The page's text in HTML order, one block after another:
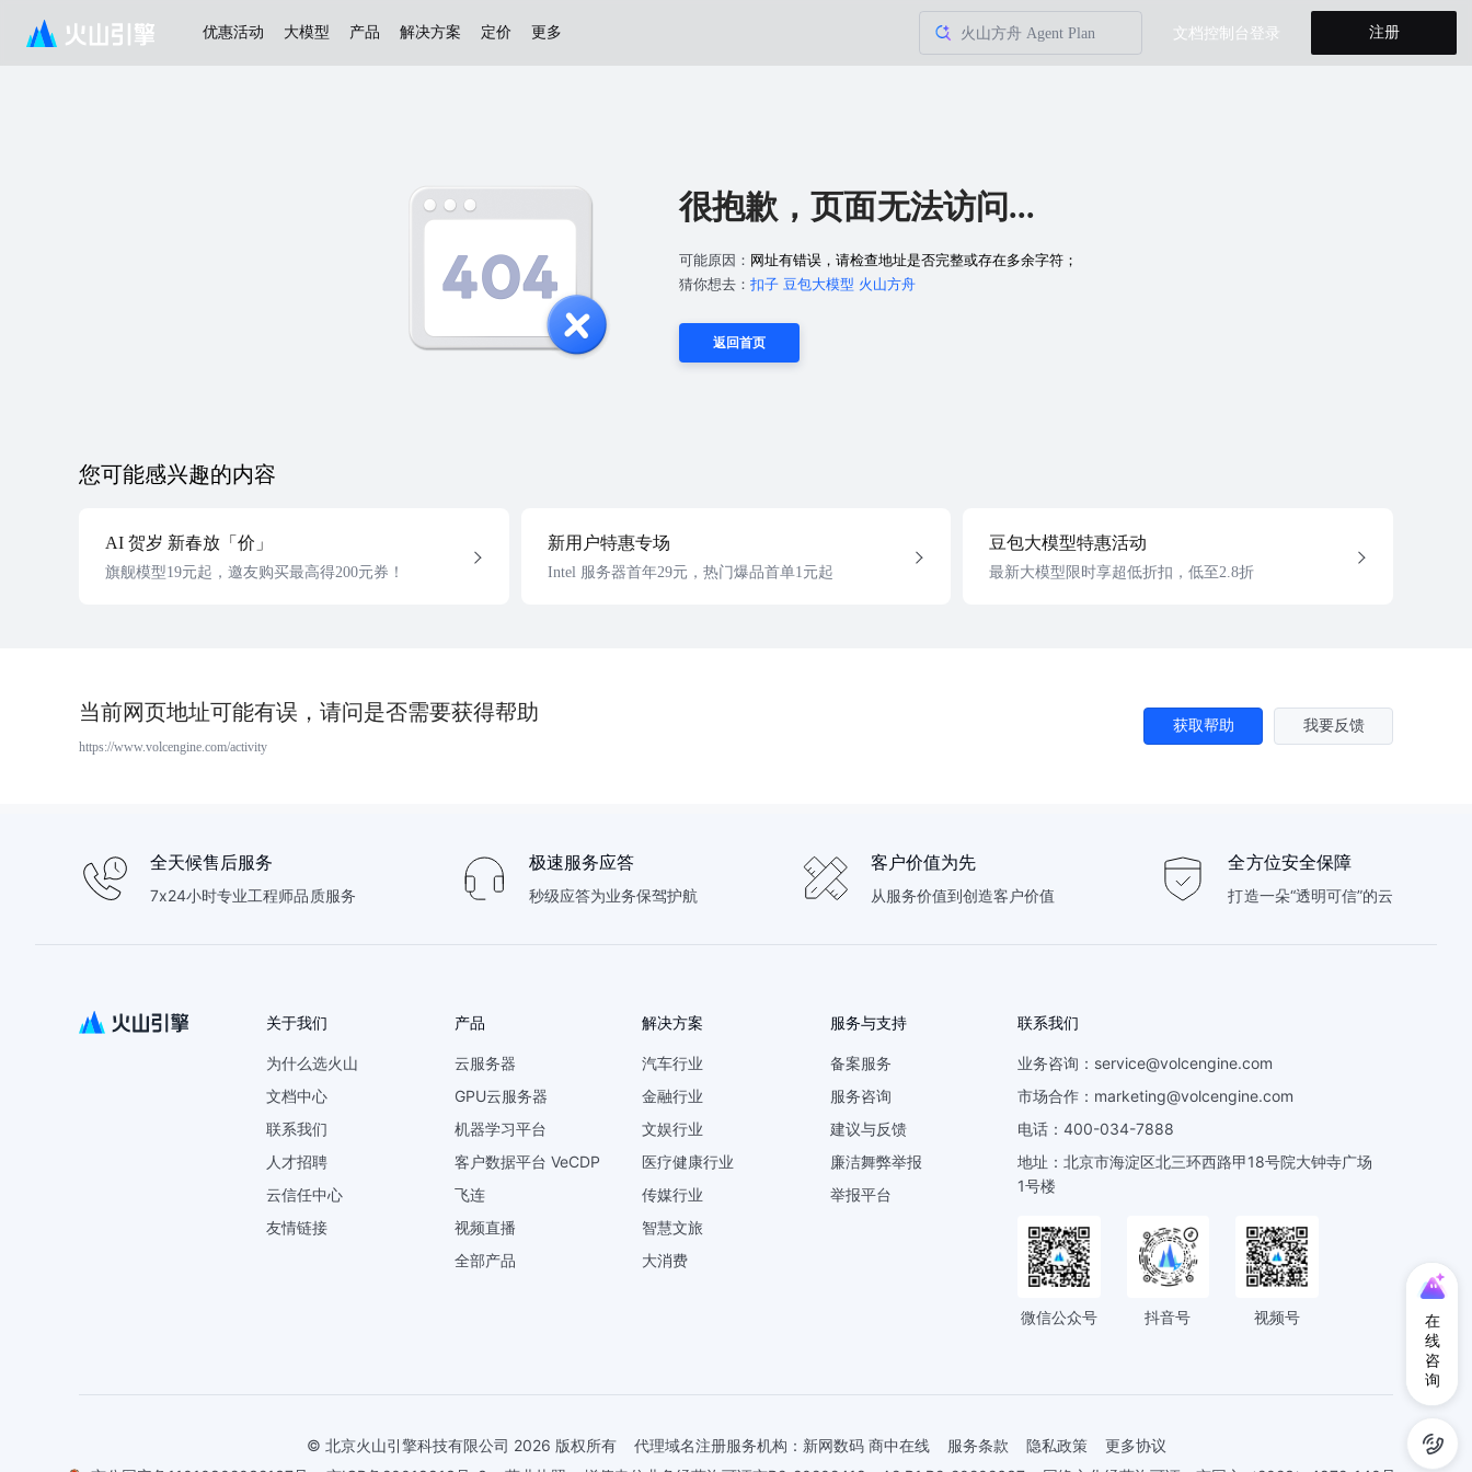
优惠活动 大模型 产品 解决方案 定价 更多 火山方舟 Coding Plan
火山方舟 Agent Plan
火山方舟
文档 控制台 登录 注册
很抱歉，页面无法访问...
可能原因： 网址有错误，请检查地址是否完整或存在多余字符；
猜你想去： 扣子 豆包大模型 火山方舟
返回首页
您可能感兴趣的内容
AI 贺岁 新春放「价」
旗舰模型19元起，邀友购买最高得200元券！
新用户特惠专场
Intel 服务器首年29元，热门爆品首单1元起
豆包大模型特惠活动
最新大模型限时享超低折扣，低至2.8折
当前网页地址可能有误，请问是否需要获得帮助
https://www.volcengine.com/activity
获取帮助 我要反馈
在
线
咨
询
全天候售后服务
7x24小时专业工程师品质服务
极速服务应答
秒级应答为业务保驾护航
客户价值为先
从服务价值到创造客户价值
全方位安全保障
打造一朵“透明可信”的云
关于我们
为什么选火山
文档中心
联系我们
人才招聘
云信任中心
友情链接
产品
云服务器
GPU云服务器
机器学习平台
客户数据平台 VeCDP
飞连
视频直播
全部产品
解决方案
汽车行业
金融行业
文娱行业
医疗健康行业
传媒行业
智慧文旅
大消费
服务与支持
备案服务
服务咨询
建议与反馈
廉洁舞弊举报
举报平台
联系我们
业务咨询： service@volcengine.com
市场合作： marketing@volcengine.com
电话：400-034-7888
地址：北京市海淀区北三环西路甲18号院大钟寺广场
1号楼
微信公众号 抖音号 视频号
© 北京火山引擎科技有限公司 2026 版权所有 代理域名注册服务机构：新网数码 商中在线 服务条款 隐私政策
更多协议